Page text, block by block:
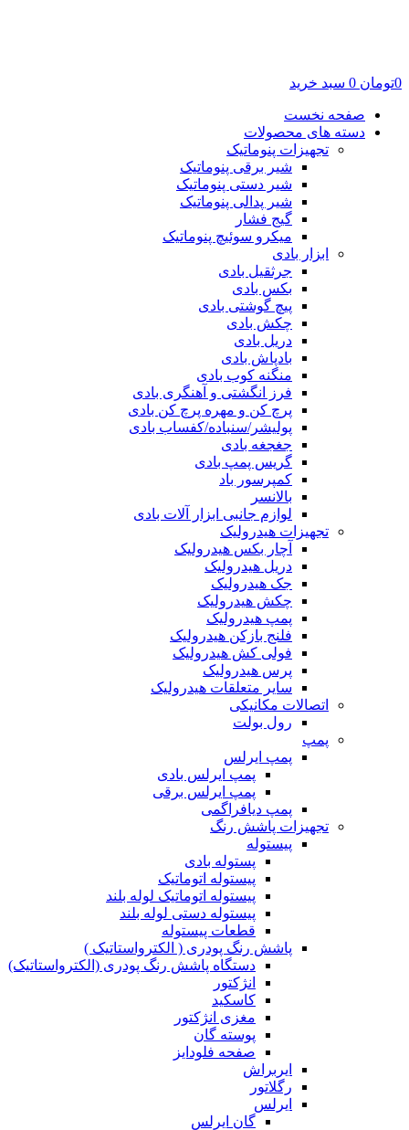
0تومان 0 سبد خرید
صفحه نخست
دسته های محصولات
تجهیزات پنوماتیک
شیر برقی پنوماتیک
شیر دستی پنوماتیک
شیر پدالی پنوماتیک
گیج فشار
میکرو سوئیچ پنوماتیک
ابزار بادی
جرثقیل بادی
بکس بادی
پیچ گوشتی بادی
چکش بادی
دریل بادی
بادپاش بادی
منگنه کوب بادی
فرز انگشتی و آهنگری بادی
پرچ کن و مهره پرچ کن بادی
پولیشر/سنباده/کفساب بادی
جغجغه بادی
گریس پمپ بادی
کمپرسور باد
بالانسر
لوازم جانبی ابزار آلات بادی
تجهیزات هیدرولیک
آچار بکس هیدرولیک
دریل هیدرولیک
جک هیدرولیک
چکش هیدرولیک
پمپ هیدرولیک
فلنج بازکن هیدرولیک
فولی کش هیدرولیک
پرس هیدرولیک
سایر متعلقات هیدرولیک
اتصالات مکانیکی
رول بولت
پمپ
پمپ ایرلس
پمپ ایرلس بادی
پمپ ایرلس برقی
پمپ دیافراگمی
تجهیزات پاشش رنگ
پیستوله
پستوله بادی
پیستوله اتوماتیک
پیستوله اتوماتیک لوله بلند
پیستوله دستی لوله بلند
قطعات پیستوله
پاشش رنگ پودری ( الکترواستاتیک )
دستگاه پاشش رنگ پودری (الکترواستاتیک)
انژکتور
کاسکید
مغزی انژکتور
پوسته گان
صفحه فلودایز
ایربراش
رگلاتور
ایرلس
گان ایرلس